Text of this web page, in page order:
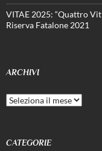
VITAE 2025: “Quattro
Riserva Fatalone 2021
ARCHIVI
Archivi
CATEGORIE